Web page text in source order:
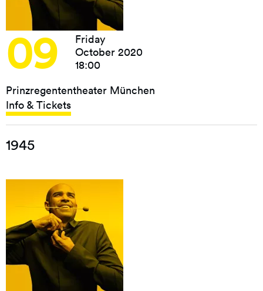
09
Friday
October 2020
18:00
Prinzregententheater München
Info & Tickets
1945